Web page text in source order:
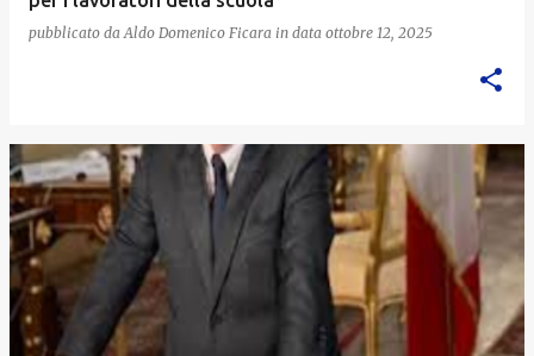
pubblicato da Aldo Domenico Ficara in data ottobre 12, 2025